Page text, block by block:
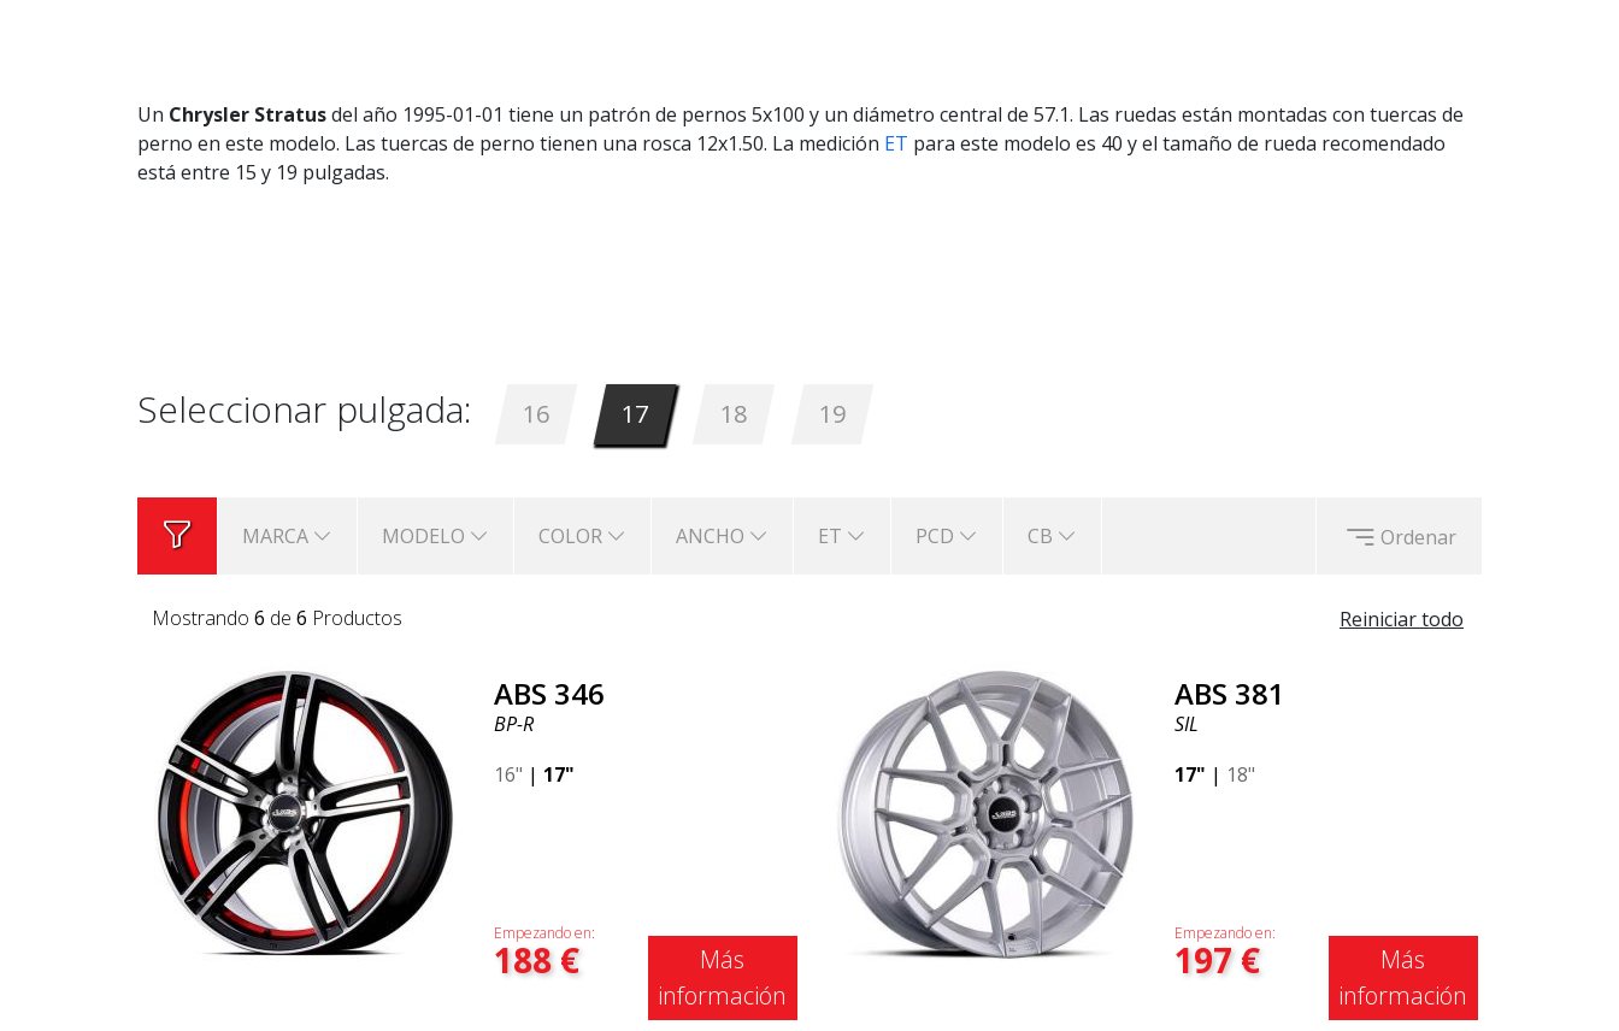
Un Chrysler Stratusdel año 1995-01-01 tiene un patrón de pernos 5x100 y un diámetro central de 57.1. Las ruedas están montadas con tuercas de
perno en este modelo. Las tuercas de perno tienen una rosca 12x1.50. La medición ET para este modelo es 40 y el tamaño de rueda recomendado
está entre 15 y 19 pulgadas.
Seleccionar pulgada: 16 17 18 19
MARCA MODELO COLOR ANCHO ET PCD CB Ordenar
Reiniciar todo
Mostrando 6 de 6 Productos
ABS 346
BP-R
16" | 17"
Empezando en:
188€
Más
información
ABS 381
SIL
17" | 18"
Empezando en:
197€
Más
información